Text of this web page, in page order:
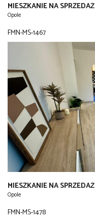
MIESZKANIE NA SPRZEDAŻ
Opole
FMN-MS-1467
MIESZKANIE NA SPRZEDAŻ
Opole
FMN-MS-1478